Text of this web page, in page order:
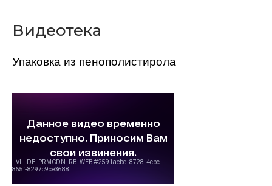
Видеотека
Упаковка из пенополистирола